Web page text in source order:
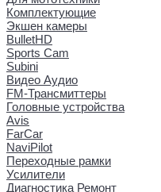
Комплектующие
Экшен камеры
BulletHD
Sports Cam
Subini
Видео Аудио
FM-Трансмиттеры
Головные устройства
Avis
FarCar
NaviPilot
Переходные рамки
Усилители
Диагностика Ремонт